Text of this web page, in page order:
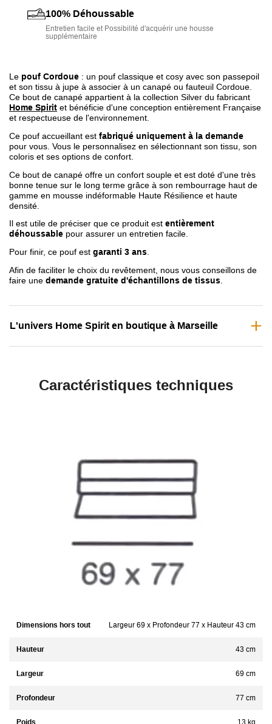
100% Déhoussable
Entretien facile et Possibilité d'acquérir une housse
supplémentaire
Le pouf Cordoue : un pouf classique et cosy avec son passepoil
et son tissu à jupe à associer à un canapé ou fauteuil Cordoue.
Ce bout de canapé appartient à la collection Silver du fabricant
Home Spirit et bénéficie d'une conception entièrement Française
et respectueuse de l'environnement.
Ce pouf accueillant est fabriqué uniquement à la demande
pour vous. Vous le personnalisez en sélectionnant son tissu, son
coloris et ses options de confort.
Ce bout de canapé offre un confort souple et est doté d'une très
bonne tenue sur le long terme grâce à son rembourrage haut de
gamme en mousse indéformable Haute Résilience et haute
densité.
Il est utile de préciser que ce produit est entièrement
déhoussable pour assurer un entretien facile.
Pour finir, ce pouf est garanti 3 ans
Afin de faciliter le choix du revêtement, nous vous conseillons de
faire une demande gratuite d'échantillons de tissus
L'univers Home Spirit en boutique à Marseille
Caractéristiques techniques
Dimensions hors tout Largeur 69 x Profondeur 77 x Hauteur 43 cm
Hauteur 43 cm
Largeur 69 cm
Profondeur 77 cm
Poids 13 kg